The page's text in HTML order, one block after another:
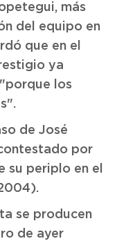
más
del equipo en
que en el
ya
los
de José
por
su periplo en el
se producen
de ayer